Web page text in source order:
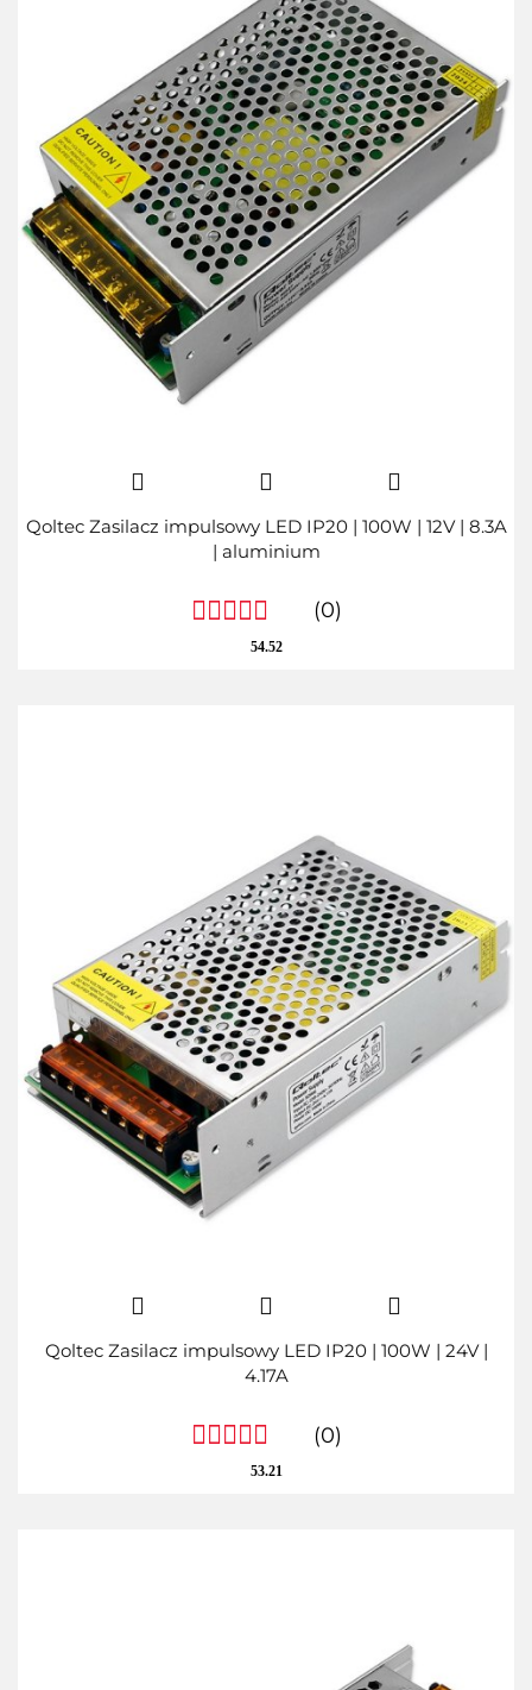
Qoltec Zasilacz impulsowy LED IP20 | 100W | 12V | 8.3A
| aluminium
(0)
54.52
Qoltec Zasilacz impulsowy LED IP20 | 100W | 24V |
4.17A
(0)
53.21